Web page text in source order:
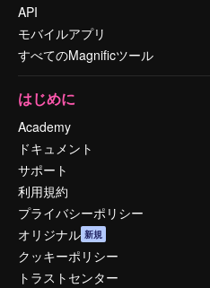
API
モバイルアプリ
すべてのMagnificツール
はじめに
Academy
ドキュメント
サポート
利用規約
プライバシーポリシー
オリジナル 新規
クッキーポリシー
トラストセンター